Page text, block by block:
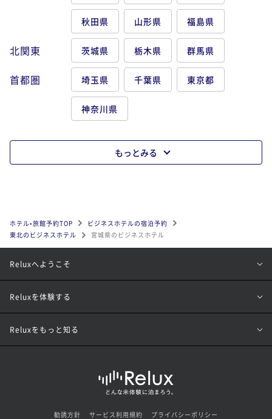
秋田県 山形県 福島県
北関東 茨城県 栃木県 群馬県
首都圏 埼玉県 千葉県 東京都
神奈川県
もっとみる
ホテル•旅館予約TOP
ビジネスホテルの宿泊予約
東北のビジネスホテル
宮城県のビジネスホテル
Reluxへようこそ
Reluxを体験する
Reluxをもっと知る
勧誘方針 サービス利用規約 プライバシーポリシー